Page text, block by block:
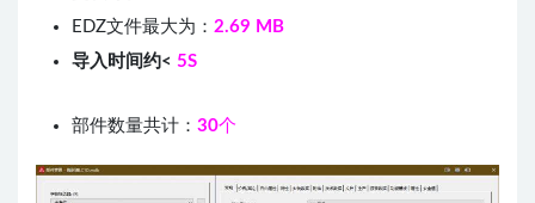
EDZ文件最大为： 2.69 MB
导入时间约< 5S
部件数量共计： 30个